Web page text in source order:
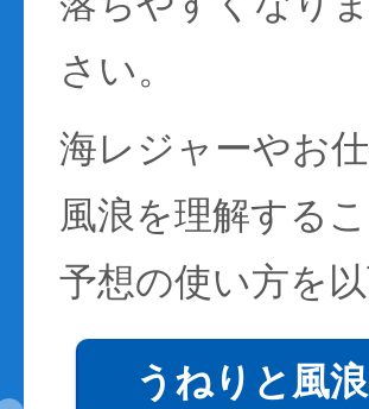
さい。
海レジャーやお
風浪を理解する
予想の使い方を
うねりと風